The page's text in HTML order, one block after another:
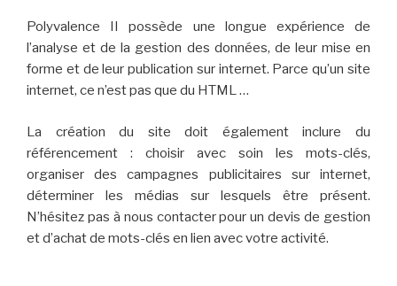
Polyvalence II
possède une longue expérience de
l’analyse et de la gestion des données, de leur mise en
forme et de leur publication sur internet. Parce qu’un site
internet, ce n’est pas que du HTML …
La création du site doit également inclure du
référencement : choisir avec soin les mots-clés,
organiser descampagnes publicitaires sur internet,
déterminer les médias sur lesquels être présent.
N’hésitez pas à nous contacter pour un devis de gestion
et d’achat de mots-clés en lien avec votre activité.